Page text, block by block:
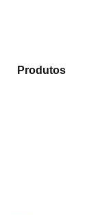
Produtose